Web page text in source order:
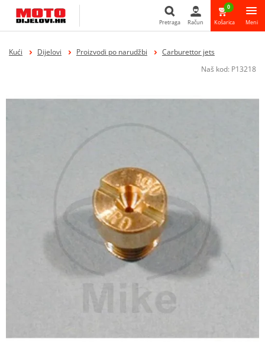
Pretraga
Pretraga Račun
0
Košarica Meni
Kući Dijelovi Proizvodi po narudžbi
Carburettor jets
Naš kod: P13218